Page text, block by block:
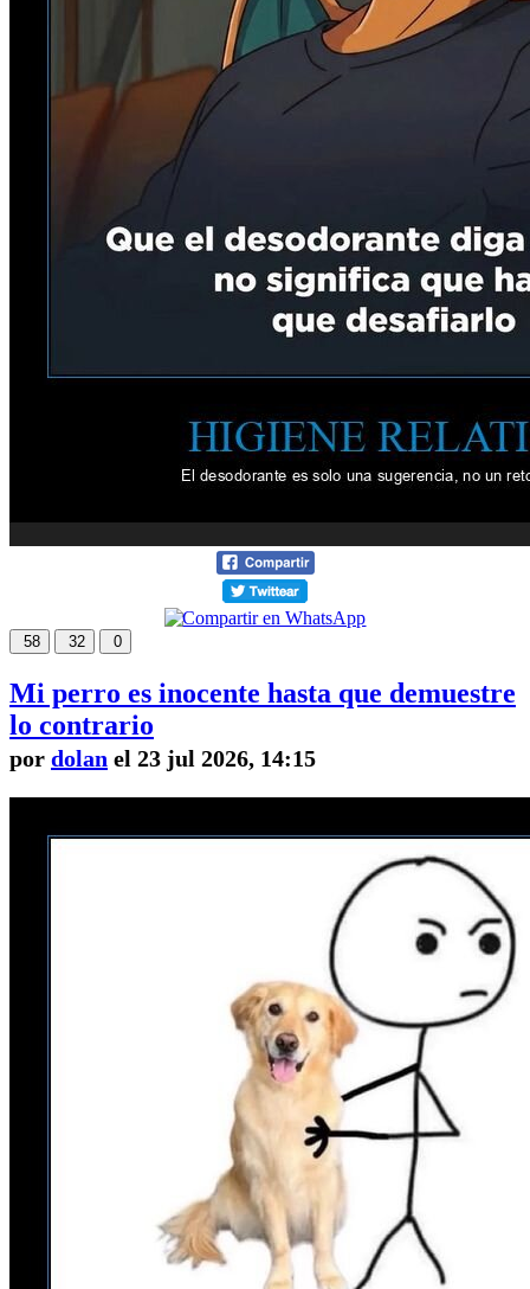
58 32 0
Mi perro es inocente hasta que demuestre
lo contrario
por dolan el 23 jul 2026, 14:15